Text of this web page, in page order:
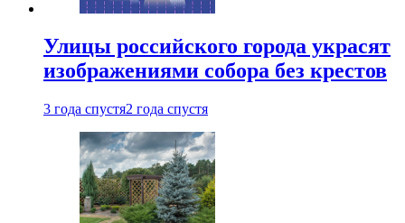
Улицы российского города украсят
изображениями собора без крестов
3 года спустя2 года спустя